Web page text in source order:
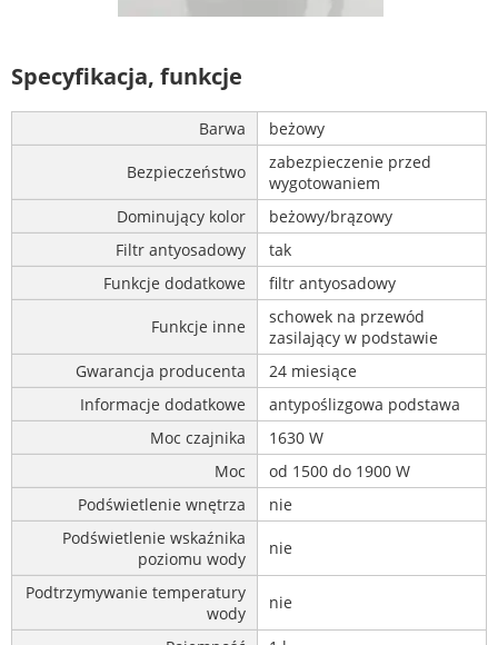
Specyfikacja, funkcje
Barwa beżowy
Bezpieczeństwo
zabezpieczenie przed
wygotowaniem
Dominujący kolor
beżowy/brązowy
Filtr antyosadowy
tak
Funkcje dodatkowe
filtr antyosadowy
Funkcje inne
schowek na przewód
zasilający w podstawie
Gwarancja producenta
24 miesiące
Informacje dodatkowe
antypoślizgowa podstawa
Moc czajnika
1630 W
Moc
od 1500 do 1900 W
Podświetlenie wnętrza
nie
Podświetlenie wskaźnika
poziomu wody
nie
Podtrzymywanie temperatury
wody
nie